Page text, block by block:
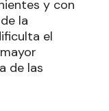
y con
la
el
de las